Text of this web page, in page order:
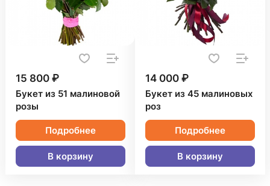
15 800 ₽
Букет из 51 малиновой
розы
Подробнее
В корзину
14 000 ₽
Букет из 45 малиновых
роз
Подробнее
В корзину